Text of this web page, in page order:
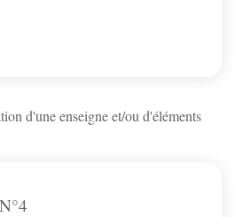
d'une enseigne et/ou d'éléments